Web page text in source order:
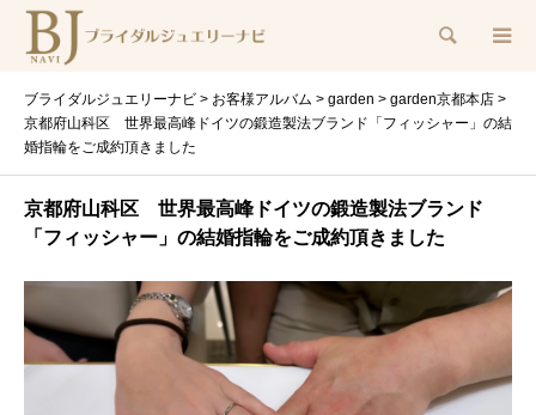
検索
ブライダルジュエリーナビ > お客様アルバム > garden > garden京都本店 >
京都府山科区 世界最高峰ドイツの鍛造製法ブランド「フィッシャー」の結
婚指輪をご成約頂きました
京都府山科区 世界最高峰ドイツの鍛造製法ブランド
「フィッシャー」の結婚指輪をご成約頂きました